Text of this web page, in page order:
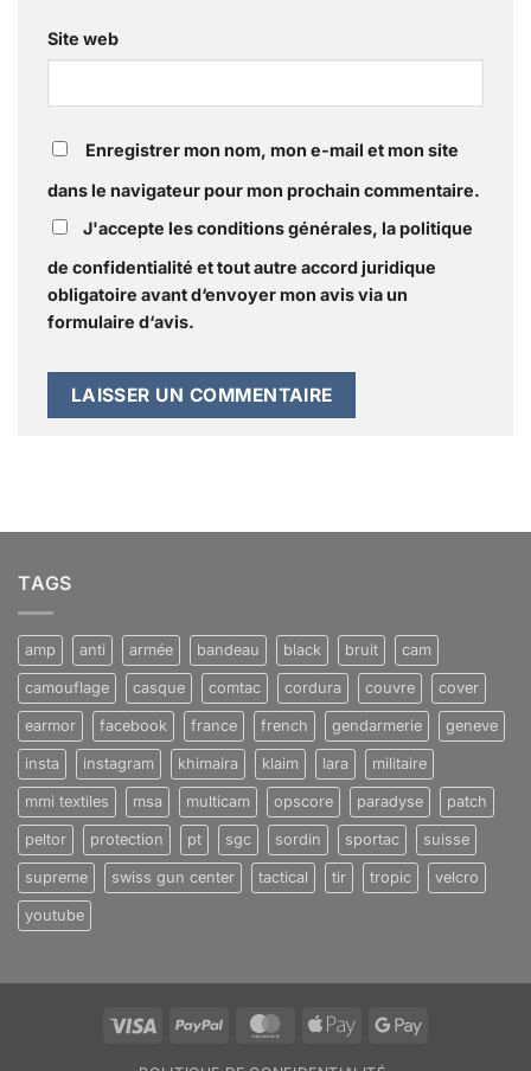
Site web
Enregistrer mon nom, mon e-mail et mon site
dans le navigateur pour mon prochain commentaire.
J'accepte les conditions générales, la politique
de confidentialité et tout autre accord juridique
obligatoire avant d‘envoyer mon avis via un
formulaire d‘avis.
TAGS
amp anti armée bandeau black bruit cam
camouflage casque comtac cordura couvre cover
earmor facebook france french gendarmerie geneve
insta instagram khimaira klaim lara militaire
mmi textiles msa multicam opscore paradyse patch
peltor protection pt sgc sordin sportac suisse
supreme swiss gun center tactical tir tropic velcro
youtube
Visa PayPal MasterCard
Apple
Google